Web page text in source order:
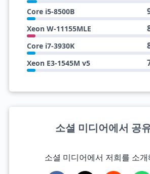
Core i5-8500B
Xeon W-11155MLE
Core i7-3930K
Xeon E3-1545M v5
소셜 미디어에서 공
소셜 미디어에서 저희를 소